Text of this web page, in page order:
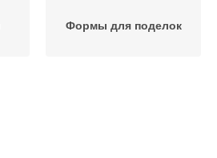
Формы для поделок